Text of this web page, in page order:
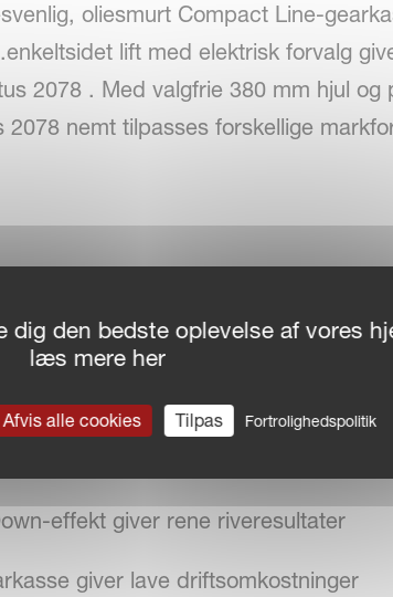
oliesmurt Compact Line-
lift med elektrisk forvalg
2078 . Med valgfrie 380 mm hjul og
nemt tilpasses forskellige
håndtering af afgrøden
øger løftehøjden
i den smalleste position for sikre,
effekt giver rene riveresultater
giver lave driftsomkostninger
dig den bedste oplevelse af vores
læs mere her
Afvis alle cookies Tilpas Fortrolighedspolitik